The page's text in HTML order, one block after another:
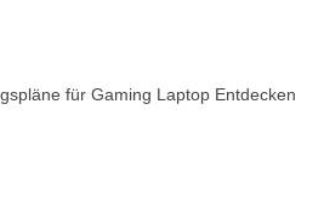
für Gaming Laptop Entdecken